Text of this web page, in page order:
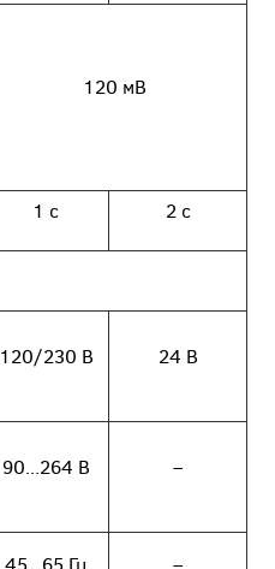
120 мВ
1 с 2 с
120/230 В 24 В
90...264 В –
45...65 Гц –